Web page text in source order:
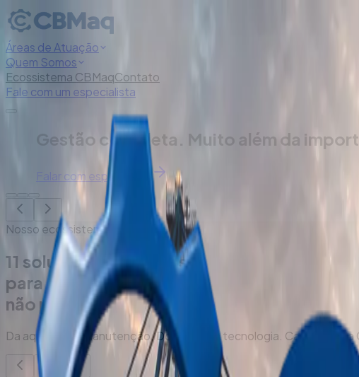
Áreas de Atuação
Quem Somos
Ecossistema CBMaqContato
Fale com um especialista
Potência que transforma. Equipamentos
Nossas Soluções
Nosso ecossistema
11 soluções integradas
para a sua operação
não parar.
Da aquisição à manutenção. Do crédito à tecnologia. Cada área